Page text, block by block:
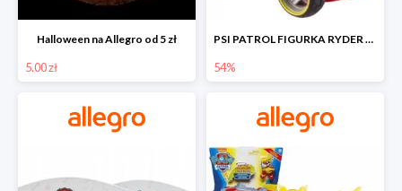
Halloween na Allegro od 5 zł
5.00 zł
PSI PATROL FIGURKA RYDER + QUAD POJAZD RATUNKOWY -54%
54%